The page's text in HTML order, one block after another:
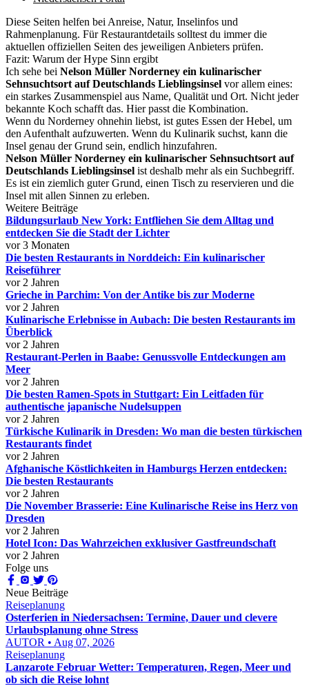
Diese Seiten helfen bei Anreise, Natur, Inselinfos und
Rahmenplanung. Für Restaurantdetails solltest du immer die
aktuellen offiziellen Seiten des jeweiligen Anbieters prüfen.
Fazit: Warum der Hype Sinn ergibt
Ich sehe bei Nelson Müller Norderney ein kulinarischer
Sehnsuchtsort auf Deutschlands Lieblingsinsel vor allem eines:
ein starkes Zusammenspiel aus Name, Qualität und Ort. Nicht jeder
bekannte Koch schafft das. Hier passt die Kombination.
Wenn du Norderney ohnehin liebst, ist gutes Essen der Hebel, um
den Aufenthalt aufzuwerten. Wenn du Kulinarik suchst, kann die
Insel genau der Grund sein, endlich hinzufahren.
Nelson Müller Norderney ein kulinarischer Sehnsuchtsort auf
Deutschlands Lieblingsinsel ist deshalb mehr als ein Suchbegriff.
Es ist ein ziemlich guter Grund, einen Tisch zu reservieren und die
Insel mit allen Sinnen zu erleben.
Weitere Beiträge
Bildungsurlaub New York: Entfliehen Sie dem Alltag und
entdecken Sie die Stadt der Lichter
vor 3 Monaten
Die besten Restaurants in Norddeich: Ein kulinarischer
Reiseführer
vor 2 Jahren
Grieche in Parchim: Von der Antike bis zur Moderne
vor 2 Jahren
Kulinarische Erlebnisse in Aubach: Die besten Restaurants im
Überblick
vor 2 Jahren
Restaurant-Perlen in Baabe: Genussvolle Entdeckungen am
Meer
vor 2 Jahren
Die besten Ramen-Spots in Stuttgart: Ein Leitfaden für
authentische japanische Nudelsuppen
vor 2 Jahren
Türkische Kulinarik in Dresden: Wo man die besten türkischen
Restaurants findet
vor 2 Jahren
Afghanische Köstlichkeiten in Hamburgs Herzen entdecken:
Die besten Restaurants
vor 2 Jahren
Die November Brasserie: Eine Kulinarische Reise ins Herz von
Dresden
vor 2 Jahren
Hotel Icon: Das Wahrzeichen exklusiver Gastfreundschaft
vor 2 Jahren
Folge uns
Neue Beiträge
Reiseplanung
Osterferien in Niedersachsen: Termine, Dauer und clevere
Urlaubsplanung ohne Stress
AUTOR • Aug 07, 2026
Reiseplanung
Lanzarote Februar Wetter: Temperaturen, Regen, Meer und
ob sich die Reise lohnt